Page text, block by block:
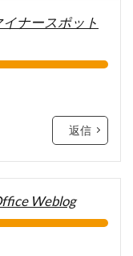
ナースポット
返信
Weblog